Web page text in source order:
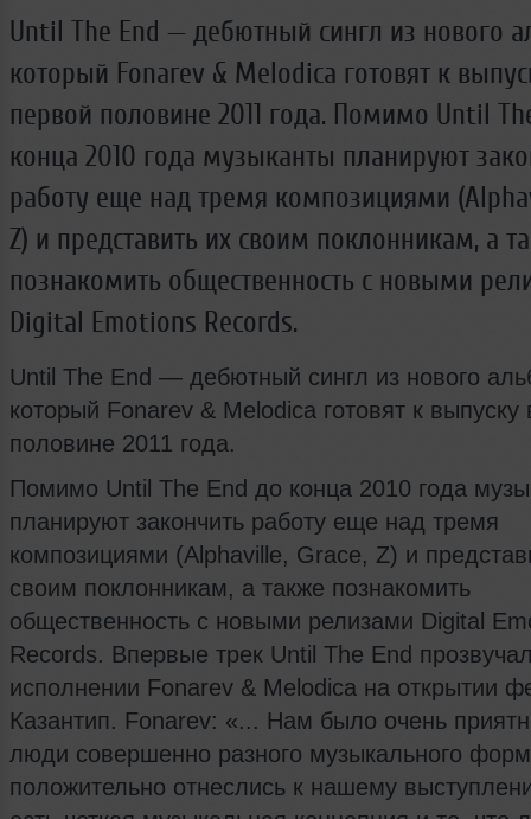
Until The End — дебютный сингл из нового
который Fonarev & Melodica готовят к
первой половине 2011 года. Помимо Until
конца 2010 года музыканты планируют
работу еще над тремя композициями
Z) и представить их своим поклонникам, а
познакомить общественность с новыми
Digital Emotions Records.
Until The End — дебютный сингл из нового
который Fonarev & Melodica готовят к выпуску
половине 2011 года.
Помимо Until The End до конца 2010 года
планируют закончить работу еще над тремя
композициями (Alphaville, Grace, Z) и
своим поклонникам, а также познакомить
общественность с новыми релизами Digital
Records. Впервые трек Until The End
исполнении Fonarev & Melodica на открытии
Казантип. Fonarev: «... Нам было очень
люди совершенно разного музыкального
положительно отнеслись к нашему